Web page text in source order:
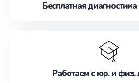
Бесплатная
Работаем с юр. и физ.